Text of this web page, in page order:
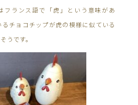
フランス語で「虎」という意味があ
チョコチップが虎の模様に似ている
うです。